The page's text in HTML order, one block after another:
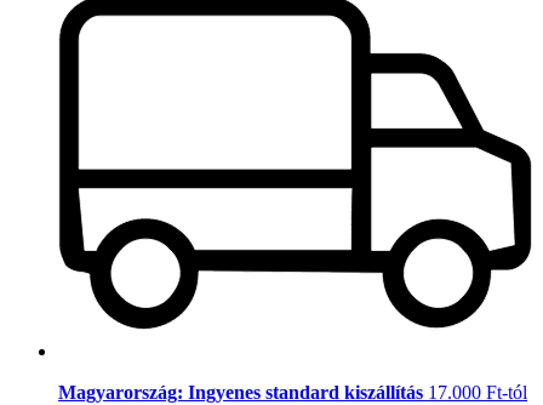
Magyarország: Ingyenes standard kiszállítás 17.000 Ft-tól